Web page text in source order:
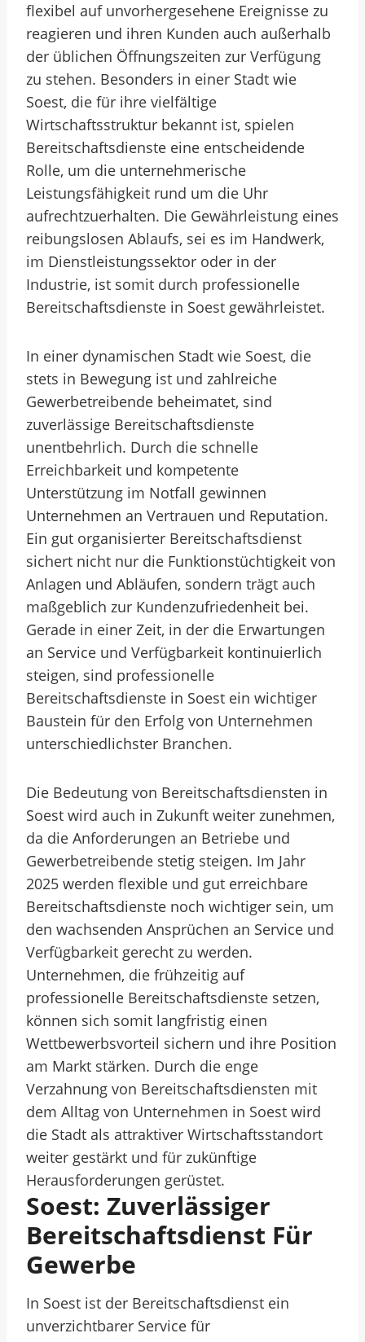
flexibel auf unvorhergesehene Ereignisse zu
reagieren und ihren Kunden auch außerhalb
der üblichen Öffnungszeiten zur Verfügung
zu stehen. Besonders in einer Stadt wie
Soest, die für ihre vielfältige
Wirtschaftsstruktur bekannt ist, spielen
Bereitschaftsdienste eine entscheidende
Rolle, um die unternehmerische
Leistungsfähigkeit rund um die Uhr
aufrechtzuerhalten. Die Gewährleistung eines
reibungslosen Ablaufs, sei es im Handwerk,
im Dienstleistungssektor oder in der
Industrie, ist somit durch professionelle
Bereitschaftsdienste in Soest gewährleistet.
In einer dynamischen Stadt wie Soest, die
stets in Bewegung ist und zahlreiche
Gewerbetreibende beheimatet, sind
zuverlässige Bereitschaftsdienste
unentbehrlich. Durch die schnelle
Erreichbarkeit und kompetente
Unterstützung im Notfall gewinnen
Unternehmen an Vertrauen und Reputation.
Ein gut organisierter Bereitschaftsdienst
sichert nicht nur die Funktionstüchtigkeit von
Anlagen und Abläufen, sondern trägt auch
maßgeblich zur Kundenzufriedenheit bei.
Gerade in einer Zeit, in der die Erwartungen
an Service und Verfügbarkeit kontinuierlich
steigen, sind professionelle
Bereitschaftsdienste in Soest ein wichtiger
Baustein für den Erfolg von Unternehmen
unterschiedlichster Branchen.
Die Bedeutung von Bereitschaftsdiensten in
Soest wird auch in Zukunft weiter zunehmen,
da die Anforderungen an Betriebe und
Gewerbetreibende stetig steigen. Im Jahr
2025 werden flexible und gut erreichbare
Bereitschaftsdienste noch wichtiger sein, um
den wachsenden Ansprüchen an Service und
Verfügbarkeit gerecht zu werden.
Unternehmen, die frühzeitig auf
professionelle Bereitschaftsdienste setzen,
können sich somit langfristig einen
Wettbewerbsvorteil sichern und ihre Position
am Markt stärken. Durch die enge
Verzahnung von Bereitschaftsdiensten mit
dem Alltag von Unternehmen in Soest wird
die Stadt als attraktiver Wirtschaftsstandort
weiter gestärkt und für zukünftige
Herausforderungen gerüstet.
Soest: Zuverlässiger
Bereitschaftsdienst Für
Gewerbe
In Soest ist der Bereitschaftsdienst ein
unverzichtbarer Service für